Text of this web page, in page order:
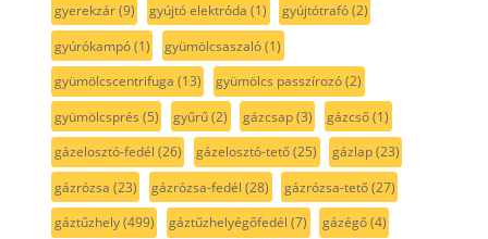
gyerekzár(9) gyújtó elektróda (1) gyújtótrafó(2)
gyúrókampó(1) gyümölcsaszaló(1)
gyümölcscentrifuga (13) gyümölcs passzírozó(2)
gyümölcsprés (5) gyűrű(2) gázcsap(3) gázcső(1)
gázelosztó-fedél (26) gázelosztó-tető(25) gázlap(23)
gázrózsa (23) gázrózsa-fedél (28) gázrózsa-tető(27)
gáztűzhely(499) gáztűzhelyégőfedél (7) gázégő(4)